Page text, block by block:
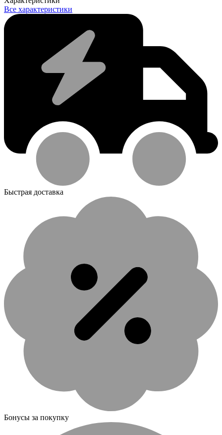
Все характеристики
Быстрая доставка
Бонусы за покупку